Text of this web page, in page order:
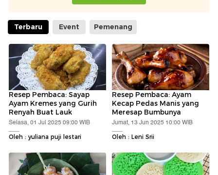
Terbaru Event Pemenang
Resep Pembaca: Sayap
Ayam Kremes yang Gurih
Renyah Buat Lauk
Selasa, 01 Jul 2025 09:00 WIB
Oleh : yuliana puji lestari
Resep Pembaca: Ayam
Kecap Pedas Manis yang
Meresap Bumbunya
Jumat, 13 Jun 2025 10:00 WIB
Oleh : Leni Srii